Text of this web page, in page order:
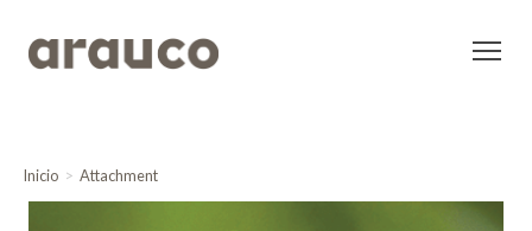
Inicio Attachment